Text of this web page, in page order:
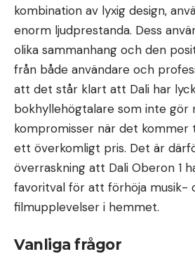
kombination av lyxig design,
enorm ljudprestanda. Dess
olika sammanhang och den
från både användare och
att det står klart att Dali har
bokhyllehögtalare som inte gör
kompromisser när det
ett överkomligt pris. Det är
överraskning att Dali Oberon 1
favoritval för att förhöja musik-
filmupplevelser i hemmet.
Vanliga frågor